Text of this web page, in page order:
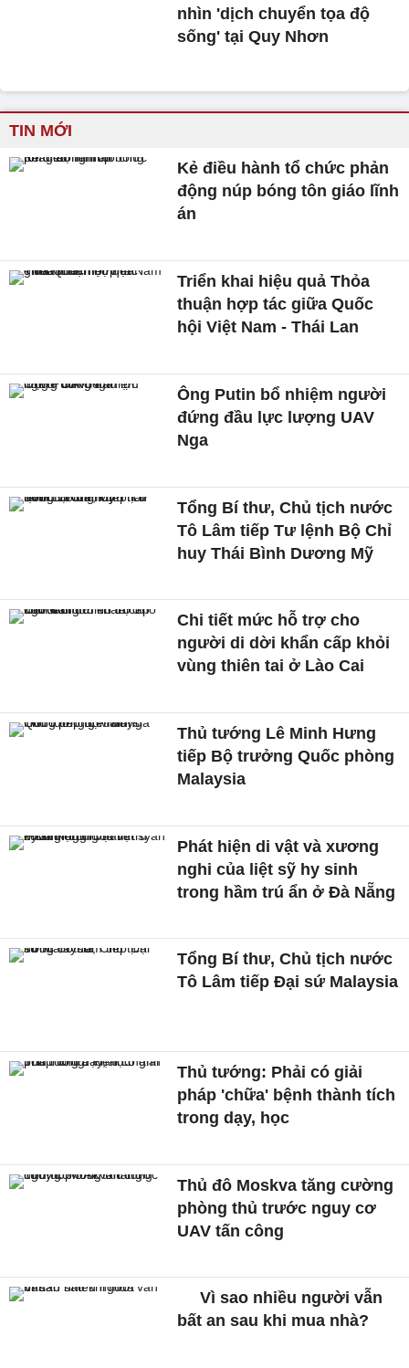
nhìn 'dịch chuyển tọa độ
sống' tại Quy Nhơn
TIN MỚI
Kẻ điều hành tổ chức phản
động núp bóng tôn giáo lĩnh
án
Triển khai hiệu quả Thỏa
thuận hợp tác giữa Quốc
hội Việt Nam - Thái Lan
Ông Putin bổ nhiệm người
đứng đầu lực lượng UAV
Nga
Tổng Bí thư, Chủ tịch nước
Tô Lâm tiếp Tư lệnh Bộ Chỉ
huy Thái Bình Dương Mỹ
Chi tiết mức hỗ trợ cho
người di dời khẩn cấp khỏi
vùng thiên tai ở Lào Cai
Thủ tướng Lê Minh Hưng
tiếp Bộ trưởng Quốc phòng
Malaysia
Phát hiện di vật và xương
nghi của liệt sỹ hy sinh
trong hầm trú ẩn ở Đà Nẵng
Tổng Bí thư, Chủ tịch nước
Tô Lâm tiếp Đại sứ Malaysia
Thủ tướng: Phải có giải
pháp 'chữa' bệnh thành tích
trong dạy, học
Thủ đô Moskva tăng cường
phòng thủ trước nguy cơ
UAV tấn công
Vì sao nhiều người vẫn
bất an sau khi mua nhà?